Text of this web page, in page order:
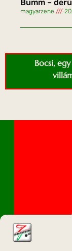
Bumm –
magyarzene
Bocsi,